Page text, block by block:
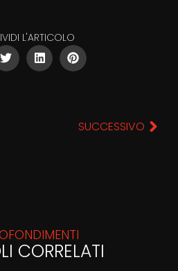
L'ARTICOLO
SUCCESSIVO
CORRELATI